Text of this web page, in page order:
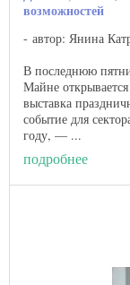
возможностей
автор: Янина
В последнюю
Майне
выставка
событие для
году, — ...
подробнее